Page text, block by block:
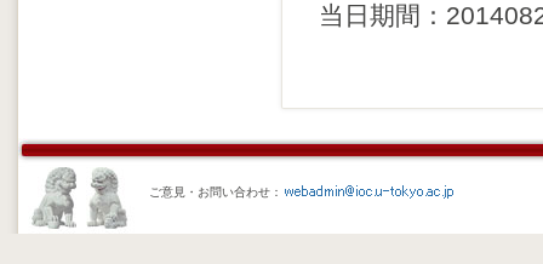
当日期間：
ご意見・お問い合わせ：